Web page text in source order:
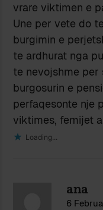
vrare viktimen e
Une per vete do
burgimin e
te ardhurat nga
te nevojshme
burgosurin e
perfaqesonte nje
viktimes, femijet
Loading...
ana
6